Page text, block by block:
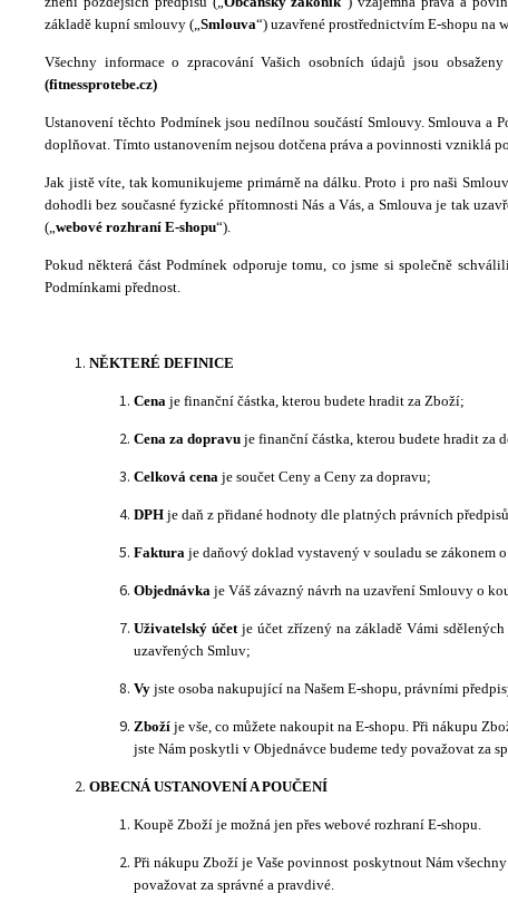
základě kupní smlouvy („Smlouva“) uzavřené prostřednictvím E-shopu na
Všechny informace o zpracování Vašich osobních údajů jsou
(fitnessprotebe.cz)
Ustanovení těchto Podmínek jsou nedílnou součástí Smlouvy. Smlouva a
doplňovat. Tímto ustanovením nejsou dotčena práva a povinnosti vzniklá
Jak jistě víte, tak komunikujeme primárně na dálku. Proto i pro naši
dohodli bez současné fyzické přítomnosti Nás a Vás, a Smlouva je tak
(„webové rozhraní E-shopu“).
Pokud některá část Podmínek odporuje tomu, co jsme si společně
Podmínkami přednost.
NĚKTERÉ DEFINICE
Cena je finanční částka, kterou budete hradit za Zboží;
Cena za dopravu je finanční částka, kterou budete hradit za
Celková cena je součet Ceny a Ceny za dopravu;
DPH je daň z přidané hodnoty dle platných právních
Faktura je daňový doklad vystavený v souladu se zákonem
Objednávka je Váš závazný návrh na uzavření Smlouvy o
Uživatelský účetje účet zřízený na základě Vámi
uzavřených Smluv;
Vy jste osoba nakupující na Našem E-shopu, právními
Zboží je vše, co můžete nakoupit na E-shopu.Při nákupu
jste Nám poskytli v Objednávce budeme tedy považovat za
OBECNÁ USTANOVENÍ A POUČENÍ
Koupě Zboží je možná jen přes webové rozhraní E-shopu.
Při nákupu Zboží je Vaše povinnost poskytnout Nám
považovat za správné a pravdivé.